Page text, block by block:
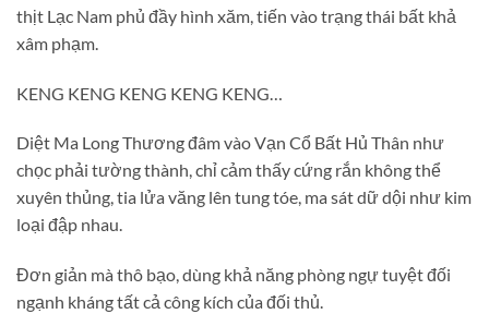
thịt Lạc Nam phủ đầy hình xăm, tiến vào trạng thái bất khả
xâm phạm.
KENG KENG KENG KENG KENG…
Diệt Ma Long Thương đâm vào Vạn Cổ Bất Hủ Thân như
chọc phải tường thành, chỉ cảm thấy cứng rắn không thể
xuyên thủng, tia lửa văng lên tung tóe, ma sát dữ dội như kim
loại đập nhau.
Đơn giản mà thô bạo, dùng khả năng phòng ngự tuyệt đối
ngạnh kháng tất cả công kích của đối thủ.